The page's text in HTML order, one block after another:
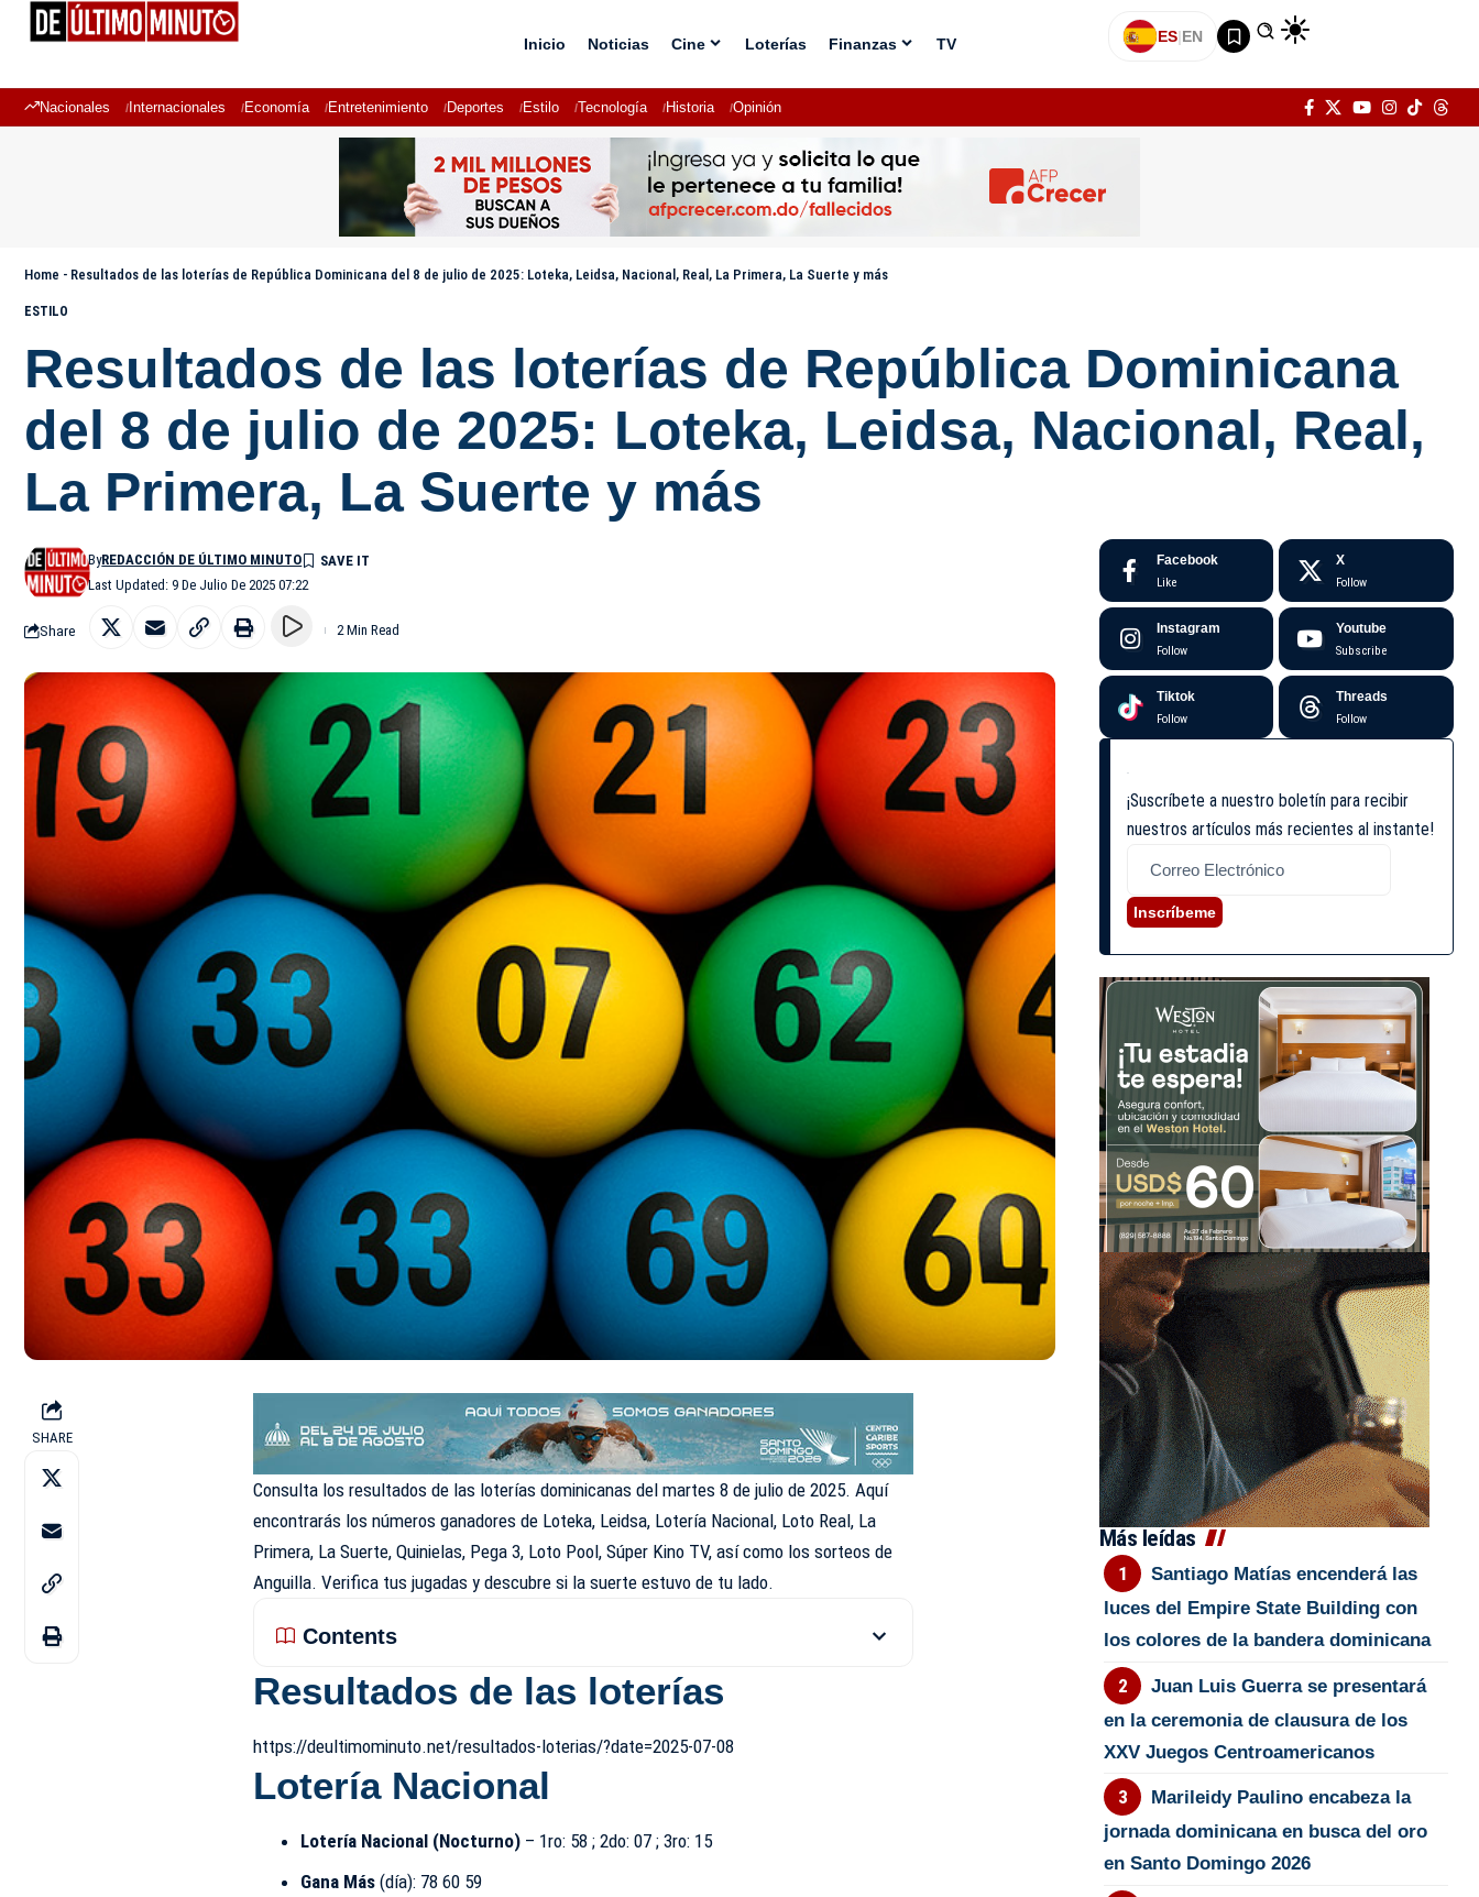
Inicio Noticias Cine Loterías Finanzas TV ES|EN
Nacionales Internacionales Economía Entretenimiento Deportes Estilo Tecnología Historia Opinión
Home - Resultados de las loterías de República Dominicana del 8 de julio de 2025: Loteka, Leidsa, Nacional, Real, La Primera, La Suerte y más
ESTILO
Resultados de las loterías de República Dominicana
del 8 de julio de 2025: Loteka, Leidsa, Nacional, Real,
La Primera, La Suerte y más
Last Updated: 9 De Julio De 2025 07:22
ByREDACCIÓN DE ÚLTIMO MINUTO
Share 2 Min Read
SHARE
Consulta losresultados de las loterías dominicanas del martes 8 de julio de 2025. Aquí
encontrarás los números ganadores de Loteka, Leidsa, Lotería Nacional, Loto Real, La
Primera, La Suerte, Quinielas, Pega 3, Loto Pool, Súper Kino TV, así como los sorteos de
Anguilla. Verifica tus jugadas y descubre si la suerte estuvo de tu lado.
Contents
Resultados de las loterías
https://deultimominuto.net/resultados-loterias/?date=2025-07-08
Lotería Nacional
Lotería Nacional (Nocturno)– 1ro: 58 ; 2do: 07 ; 3ro: 15
Gana Más(día): 78 60 59
Facebook
Like
X
Follow
Instagram
Follow
Youtube
Subscribe
Tiktok
Follow
Threads
Follow
¡Suscríbete a nuestro boletín para recibir
nuestros artículos más recientes al instante!
Inscríbeme
Más leídas
Santiago Matías encenderá las
luces del Empire State Building con
los colores de la bandera dominicana
Juan Luis Guerra se presentará
en la ceremonia de clausura de los
XXV Juegos Centroamericanos
Marileidy Paulino encabeza la
jornada dominicana en busca del oro
en Santo Domingo 2026